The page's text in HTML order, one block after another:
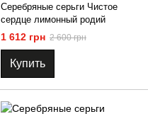
Серебряные серьги Чистое
сердце лимонный родий
1 612 грн 2 600 грн
Купить